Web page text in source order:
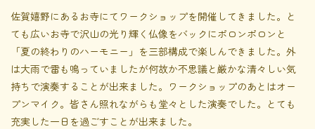
プ
佐賀嬉野にあるお寺にてワークショップを開催してきました。と
ても広いお寺で沢山の光り輝く仏像をバックにポロンポロンと
「夏の終わりのハーモニー」を三部構成で楽しんできました。外
は大雨で雷も鳴っていましたが何故か不思議と厳かな清々しい気
持ちで演奏することが出来ました。ワークショップのあとはオー
プンマイク。皆さん照れながらも堂々とした演奏でした。とても
充実した一日を過ごすことが出来ました。